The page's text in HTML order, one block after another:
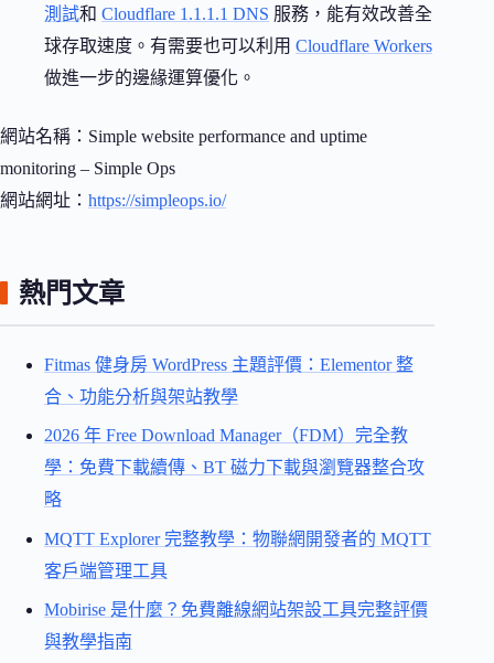
測試和 Cloudflare 1.1.1.1 DNS 服務，能有效改善全
球存取速度。有需要也可以利用 Cloudflare Workers
做進一步的邊緣運算優化。
網站名稱：Simple website performance and uptime
monitoring – Simple Ops
網站網址： https://simpleops.io/
熱門文章
Fitmas 健身房 WordPress 主題評價：Elementor 整
合、功能分析與架站教學
2026 年 Free Download Manager（FDM）完全教
學：免費下載續傳、BT 磁力下載與瀏覽器整合攻
略
MQTT Explorer 完整教學：物聯網開發者的 MQTT
客戶端管理工具
Mobirise 是什麼？免費離線網站架設工具完整評價
與教學指南